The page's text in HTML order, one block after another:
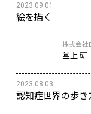
2023.09.01
絵を描く
株式会
堂上 研
2023.08.03
認知症世界の歩き